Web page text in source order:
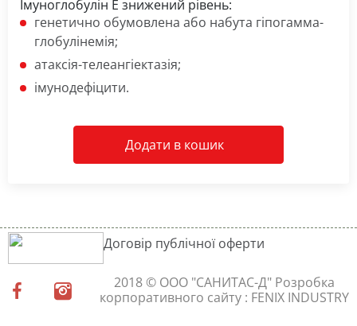
Імуноглобулін Е знижений рівень:
генетично обумовлена або набута гіпогамма-
глобулінемія;
атаксія-телеангіектазія;
імунодефіцити.
Додати в кошик
Договір публічної оферти
2018 © ООО "САНИТАС-Д" Розробка
корпоративного сайту : FENIX INDUSTRY